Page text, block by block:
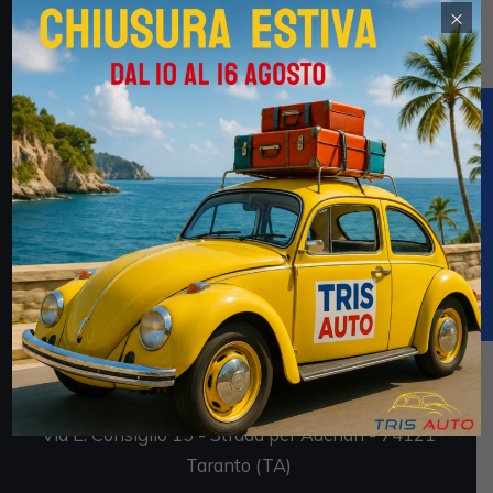
faces/pages/TrasparenzaAiuto.jspx
Sedi
TRIS AUTO SRL
Via E. Consiglio 7 - Strada per Auchan - 74121
Taranto (TA)
P.IVA 02694170735
TRIS AUTO OUTLET
Via E. Consiglio 15 - Strada per Auchan - 74121
Taranto (TA)
×